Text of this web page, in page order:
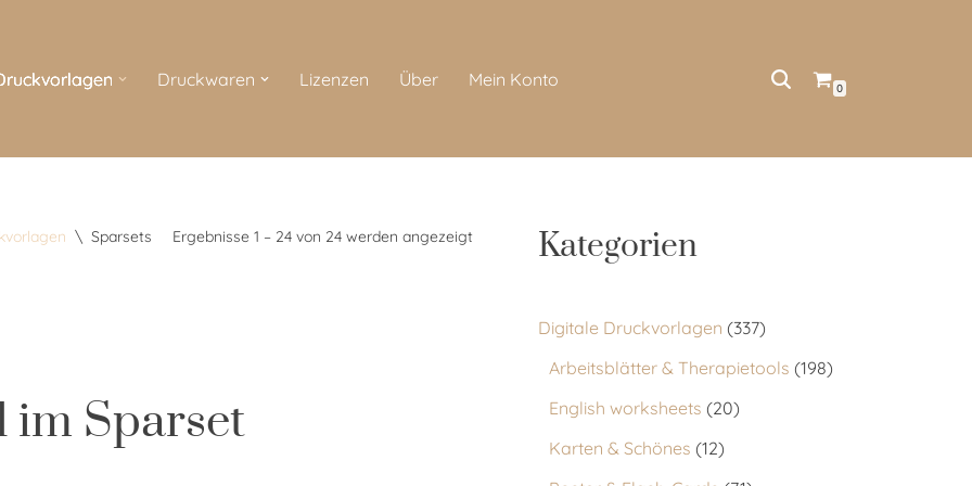
Druckwaren Lizenzen Über Mein Konto 0
\ Sparsets Ergebnisse 1 – 24 von 24 werden angezeigt
im Sparset
Kategorien
Digitale Druckvorlagen 337
Arbeitsblätter & Therapietools 198
English worksheets 20
Karten & Schönes 12